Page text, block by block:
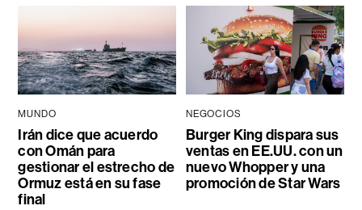
MUNDO
Irán dice que acuerdo
con Omán para
gestionar el estrecho de
Ormuz está en su fase
final
NEGOCIOS
Burger King dispara sus
ventas en EE.UU. con un
nuevo Whopper y una
promoción de Star Wars